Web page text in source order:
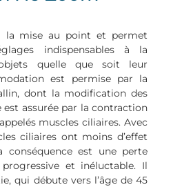
la mise au point et permet
indispensables à la
quelle que soit leur
est permise par la
dont la modification des
est assurée par la contraction
muscles ciliaires. Avec
ciliaires ont moins d’effet
conséquence est une perte
progressive et inéluctable. Il
qui débute vers l’âge de 45